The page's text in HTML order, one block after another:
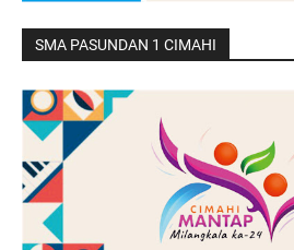
SMA PASUNDAN 1 CIMAHI